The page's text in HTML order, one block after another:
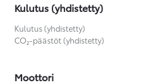
Kulutus (yhdistetty)
Kulutus (yhdistetty)
CO₂-päästöt (yhdistetty)
Moottori